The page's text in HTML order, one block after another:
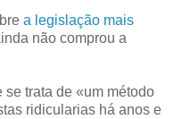
a legislação mais
não comprou a
trata de «um método
ridicularias há anos e